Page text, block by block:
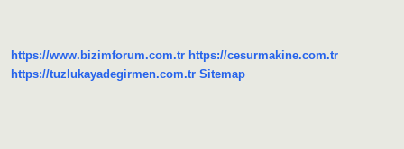
https://www.bizimforum.com.tr https://cesurmakine.com.tr
https://tuzlukayadegirmen.com.tr Sitemap